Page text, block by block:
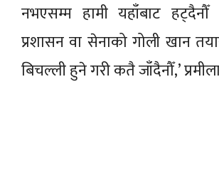
नभएसम्म हामी यहाँबाट हट्दैनौँ
प्रशासन वा सेनाको गोली खान
बिचल्ली हुने गरी कतै जाँदैनौँ,’